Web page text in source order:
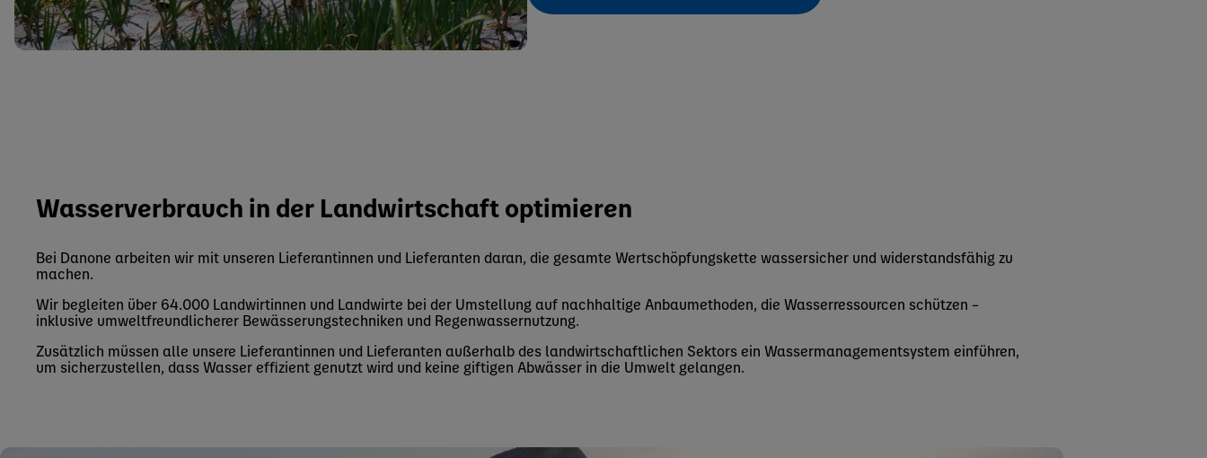
Wasserverbrauch in der Landwirtschaft optimieren
Bei Danone arbeiten wir mit unseren Lieferantinnen und Lieferanten daran, die gesamte Wertschöpfungskette wassersicher und widerstandsfähig zu
machen.
Wir begleiten über 64.000 Landwirtinnen und Landwirte bei der Umstellung auf nachhaltige Anbaumethoden, die Wasserressourcen schützen –
inklusive umweltfreundlicherer Bewässerungstechniken und Regenwassernutzung.
Zusätzlich müssen alle unsere Lieferantinnen und Lieferanten außerhalb des landwirtschaftlichen Sektors ein Wassermanagementsystem einführen,
um sicherzustellen, dass Wasser effizient genutzt wird und keine giftigen Abwässer in die Umwelt gelangen.